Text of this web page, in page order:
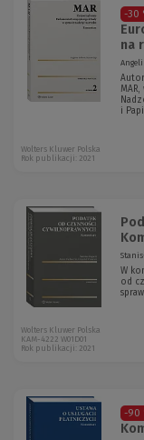
-30
na
i
Wolters Kluwer Polska
Rok publikacji: 2021
W
od
Wolters Kluwer Polska
KAM-4222 W01D01
Rok publikacji: 2021
-90